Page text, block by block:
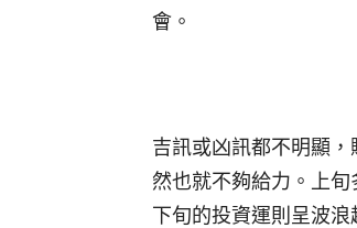
會。
吉訊或凶訊都不明顯
然也就不夠給力。上
下旬的投資運則呈波